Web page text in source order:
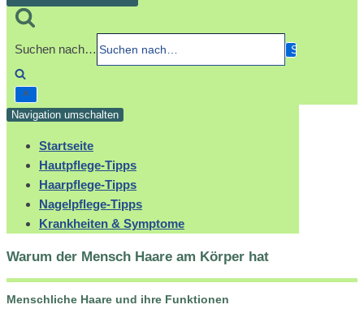
Suchen nach…
Navigation umschalten
Startseite
Hautpflege-Tipps
Haarpflege-Tipps
Nagelpflege-Tipps
Krankheiten & Symptome
Warum der Mensch Haare am Körper hat
Menschliche Haare und ihre Funktionen